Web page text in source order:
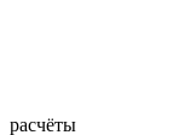
расчёты